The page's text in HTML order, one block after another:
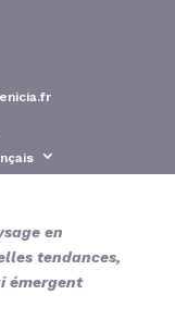
en
tendances,
émergent